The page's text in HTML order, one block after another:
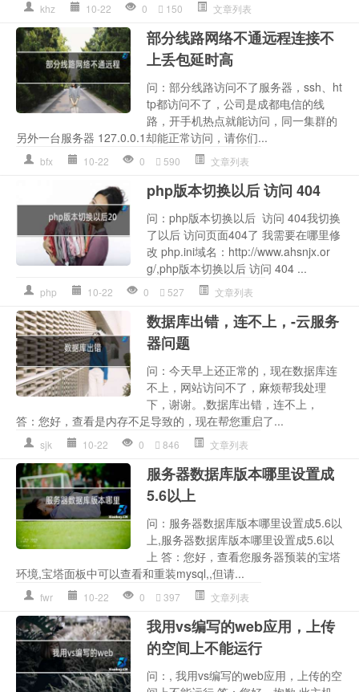
khz 10-22 0 150 文章列表
部分线路网络不通远程连接不
上丢包延时高
问：部分线路访问不了服务器，ssh、ht
tp都访问不了，公司是成都电信的线
路，开手机热点就能访问，同一集群的
另外一台服务器 127.0.0.1却能正常访问，请你们...
bfx 10-22 0 590 文章列表
php版本切换以后 访问 404
问：php版本切换以后 访问 404我切换
了以后 访问页面404了 我需要在哪里修
改 php.ini域名：http://www.ahsnjx.or
g/,php版本切换以后 访问 404 ...
php 10-22 0 527 文章列表
数据库出错，连不上，-云服务
器问题
问：今天早上还正常的，现在数据库连
不上，网站访问不了，麻烦帮我处理
下，谢谢。,数据库出错，连不上，
答：您好，查看是内存不足导致的，现在帮您重启了...
sjk 10-22 0 846 文章列表
服务器数据库版本哪里设置成
5.6以上
问：服务器数据库版本哪里设置成5.6以
上,服务器数据库版本哪里设置成5.6以
上 答：您好，查看您服务器预装的宝塔
环境,宝塔面板中可以查看和重装mysql,,但请...
fwr 10-22 0 397 文章列表
我用vs编写的web应用，上传
的空间上不能运行
问：, 我用vs编写的web应用，上传的空